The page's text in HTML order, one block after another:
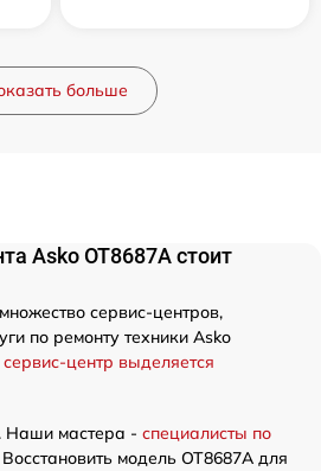
больше
Asko OT8687A стоит
сервис-центров,
по ремонту техники Asko
центр выделяется
Наши мастера - специалисты по
Восстановить модель OT8687A для